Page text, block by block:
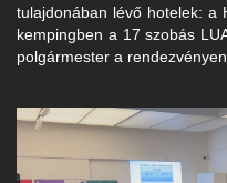
tulajdonában lévő hotelek: a
kempingben a 17 szobás
polgármester a